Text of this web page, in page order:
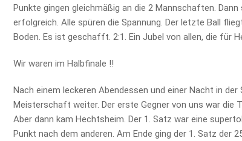
Punkte gingen gleichmäßig an die 2 Mannschaften.
erfolgreich. Alle spüren die Spannung. Der letzte Ball
Boden. Es ist geschafft. 2:1. Ein Jubel von allen, die für
Wir waren im Halbfinale !!
Nach einem leckeren Abendessen und einer Nacht in
Meisterschaft weiter. Der erste Gegner von uns war die
Aber dann kam Hechtsheim. Der 1. Satz war eine
Punkt nach dem anderen. Am Ende ging der 1. Satz der